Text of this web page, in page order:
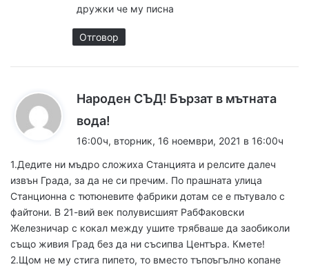
дружки че му писна
Отговор
Народен СЪД! Бързат в мътната
вода!
а
:
16:00ч, вторник, 16 ноември, 2021 в 16:00ч
1.Дедите ни мъдро сложиха Станцията и релсите далеч
извън Града, за да не си пречим. По прашната улица
Станционна с тютюневите фабрики дотам се е пътувало с
файтони. В 21-вий век полувисшият РабФаковски
Железничар с кокал между ушите трябваше да заобиколи
също живия Град без да ни съсипва Центъра. Кмете!
2.Щом не му стига пипето, то вместо тъпоъгълно копане